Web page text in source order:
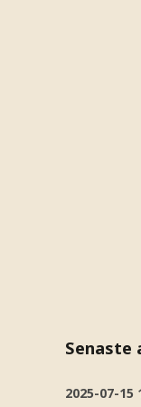
Senaste
2025-07-15